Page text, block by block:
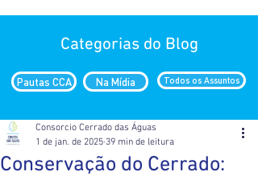
Categorias do Blog
Pautas CCA Na Mídia Todos os Assuntos
Conservação do Cerrado:
Consorcio Cerrado das Águas
1 de jan. de 2025 39 min de leitura